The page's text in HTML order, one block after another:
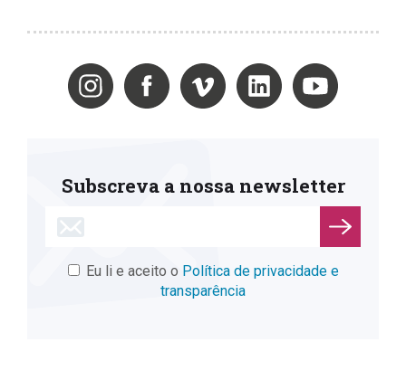
Subscreva a nossa newsletter
Eu li e aceito o Política de privacidade e
transparência